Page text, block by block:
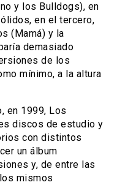
y los Bulldogs), en
en el tercero,
(Mamá) y la
demasiado
de los
mínimo, a la altura
en 1999, Los
discos de estudio y
con distintos
un álbum
y, de entre las
mismos